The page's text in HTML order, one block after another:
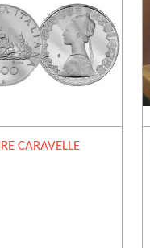
CARAVELLE